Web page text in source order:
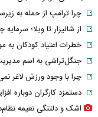
چرا ترامپ از حمله به
از شالیزار تا ویلا؛
خطرات اعتیاد کودکان به موبایل؛ ۱۰ آسیبی که والدین
جنگل‌تراشی به اسم مدیریت
چرا با وجود ورزش لاغر
دستمزد کارگران دوباره
اشک و دلتنگی نعیمه